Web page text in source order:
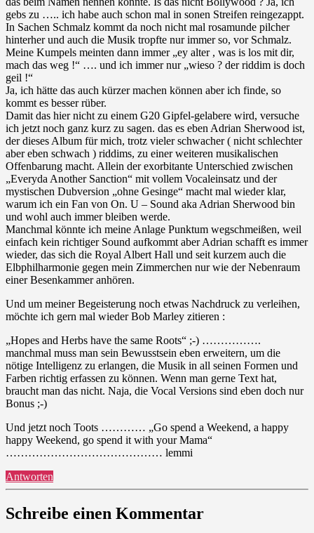
gebs zu ….. ich habe auch schon mal in sonen Streifen reingezappt.
In Sachen Schmalz kommt da noch nicht mal rosamunde pilcher
hinterher und auch die Musik tropfte nur immer so, vor Schmalz.
Meine Kumpels meinten dann immer „ey alter , was is los mit dir,
mach das weg !“ …. und ich immer nur „wieso ? der riddim is doch
geil !“
Ja, ich hätte das auch kürzer machen können aber ich finde, so
kommt es besser rüber.
Damit das hier nicht zu einem G20 Gipfel-gelabere wird, versuche
ich jetzt noch ganz kurz zu sagen. das es eben Adrian Sherwood ist,
der dieses Album für mich, trotz vieler schwacher ( nicht schlechter
aber eben schwach ) riddims, zu einer weiteren musikalischen
Offenbarung macht. Allein der exorbitante Unterschied zwischen
„Everyda Another Sanction“ mit vollem Vocaleinsatz und der
mystischen Dubversion „ohne Gesinge“ macht mal wieder klar,
warum ich ein Fan von On. U – Sound aka Adrian Sherwood bin
und wohl auch immer bleiben werde.
Manchmal könnte ich meine Anlage Punktum wegschmeißen, weil
einfach kein richtiger Sound aufkommt aber Adrian schafft es immer
wieder, das sich die Royal Albert Hall und seit kurzem auch die
Elbphilharmonie gegen mein Zimmerchen nur wie der Nebenraum
einer Besenkammer anhören.
Und um meiner Begeisterung noch etwas Nachdruck zu verleihen,
möchte ich gern mal wieder Bob Marley zitieren :
„Hopes and Herbs have the same Roots“ ;-) …………….
manchmal muss man sein Bewusstsein eben erweitern, um die
nötige Intelligenz zu erlangen, die Musik in all seinen Formen und
Farben richtig erfassen zu können. Wenn man gerne Text hat,
braucht man das nicht. Naja, die Vocal Versions sind eben doch nur
Bonus ;-)
Und jetzt noch Toots ………… „Go spend a Weekend, a happy
happy Weekend, go spend it with your Mama“
…………………………………… lemmi
Antworten
Schreibe einen Kommentar